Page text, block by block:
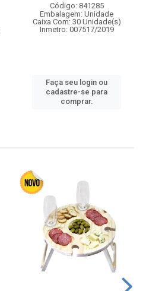
Código: 841285
Embalagem: Unidade
Caixa Com: 30 Unidade(s)
Inmetro: 007517/2019
Faça seu login ou
cadastre-se para
comprar.